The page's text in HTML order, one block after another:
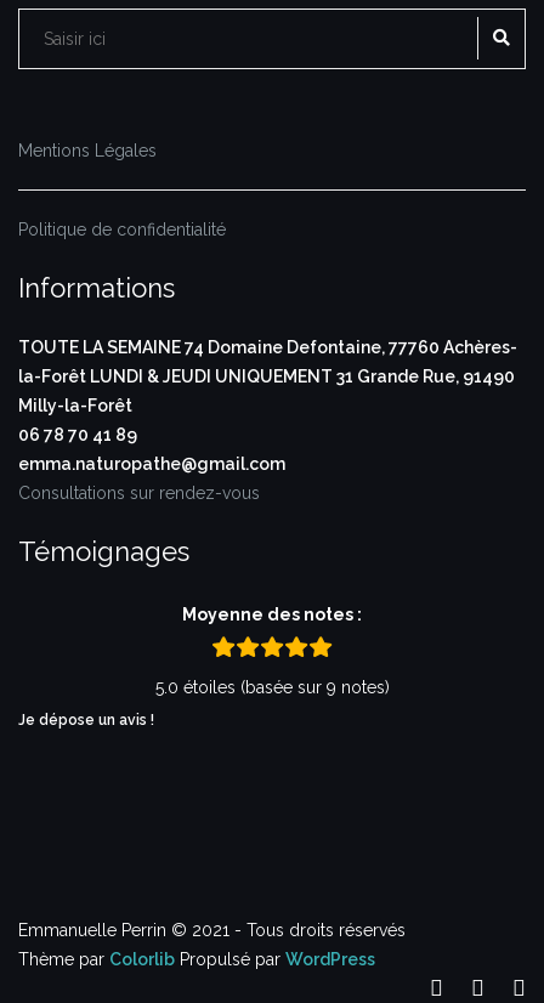
Rechercher :
Mentions Légales
Politique de confidentialité
Informations
TOUTE LA SEMAINE74 Domaine Defontaine,77760 Achères-
la-Forêt LUNDI & JEUDI UNIQUEMENT 31 Grande Rue, 91490
Milly-la-Forêt
06 78 70 41 89
emma.naturopathe@gmail.com
Consultations sur rendez-vous
Témoignages
Moyenne des notes :
5.0 étoiles (basée sur 9 notes)
Je dépose un avis !
Emmanuelle Perrin © 2021 - Tous droits réservés
Thème par Colorlib Propulsé par WordPress